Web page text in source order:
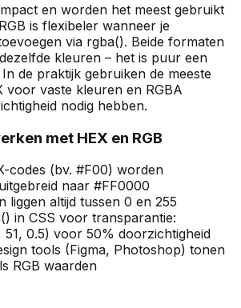
en worden het meest gebruikt
is flexibeler wanneer je
via rgba(). Beide formaten
kleuren – het is puur een
de praktijk gebruiken de meeste
voor vaste kleuren en RGBA
nodig hebben.
met HEX en RGB
codes (bv. #F00) worden
naar #FF0000
liggen altijd tussen 0 en 255
in CSS voor transparantie:
51, 0.5) voor 50% doorzichtigheid
tools (Figma, Photoshop) tonen
RGB waarden